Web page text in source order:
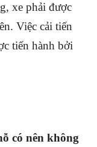
xe phải được
Việc cải tiến
tiến hành bởi
có nên không